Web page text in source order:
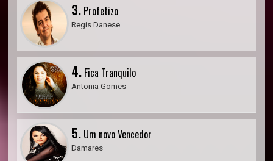
3. Profetizo
Regis Danese
4. Fica Tranquilo
Antonia Gomes
5. Um novo Vencedor
Damares